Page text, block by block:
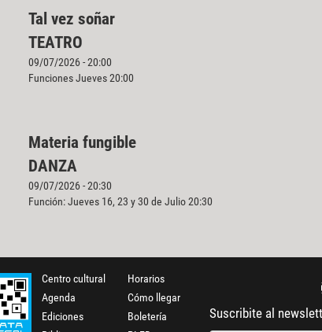
Tal vez soñar
TEATRO
09/07/2026 - 20:00
Funciones Jueves 20:00
Materia fungible
DANZA
09/07/2026 - 20:30
Función: Jueves 16, 23 y 30 de Julio 20:30
Centro cultural
Agenda
Ediciones
Horarios
Cómo llegar
Boletería
Suscribite al